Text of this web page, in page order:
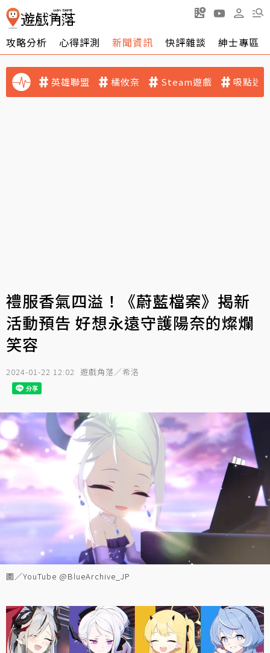
攻略分析 心得評測 新聞資訊 快評雜談 紳士專區
英雄聯盟 橘攸奈 Steam遊戲 吸點迷
禮服香氣四溢！《蔚藍檔案》揭新
活動預告 好想永遠守護陽奈的燦爛
笑容
2024-01-22 12:02 遊戲角落／希洛
圖／YouTube @BlueArchive_JP